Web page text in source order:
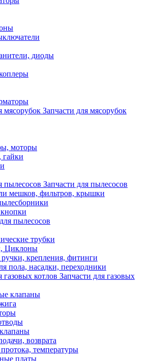
диоды
Запчасти для мясорубок
моторы
гайки
Запчасти для пылесосов
мешков, фильтров, крышки
пылесосов
трубки
Циклоны
крепления, фитинги
пола, насадки, переходники
Запчасти для газовых
клапаны
возврата
температуры
платы